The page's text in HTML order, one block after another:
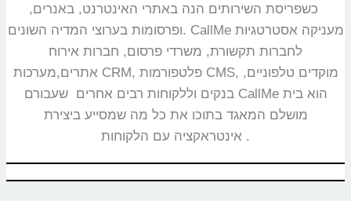
כשפריסת השירותים הנה באתרי האינטרנט, באנרים,
ופרסומות בערוצי המדיה השונים. CallMe מעניקה אסטרטגיות
לחברות תקשורת, משרדי פרסום, חברות אירוח
אתרים,מערכות CRM, פלטפורמות CMS, מוקדים טלפוניים,
בנקים וללקוחות רבים אחרים שעבורם CallMe הוא בית
מושלם המאגד בתוכו את כל מה שמסייע ביצירת
אינטראקציה עם הלקוחות.